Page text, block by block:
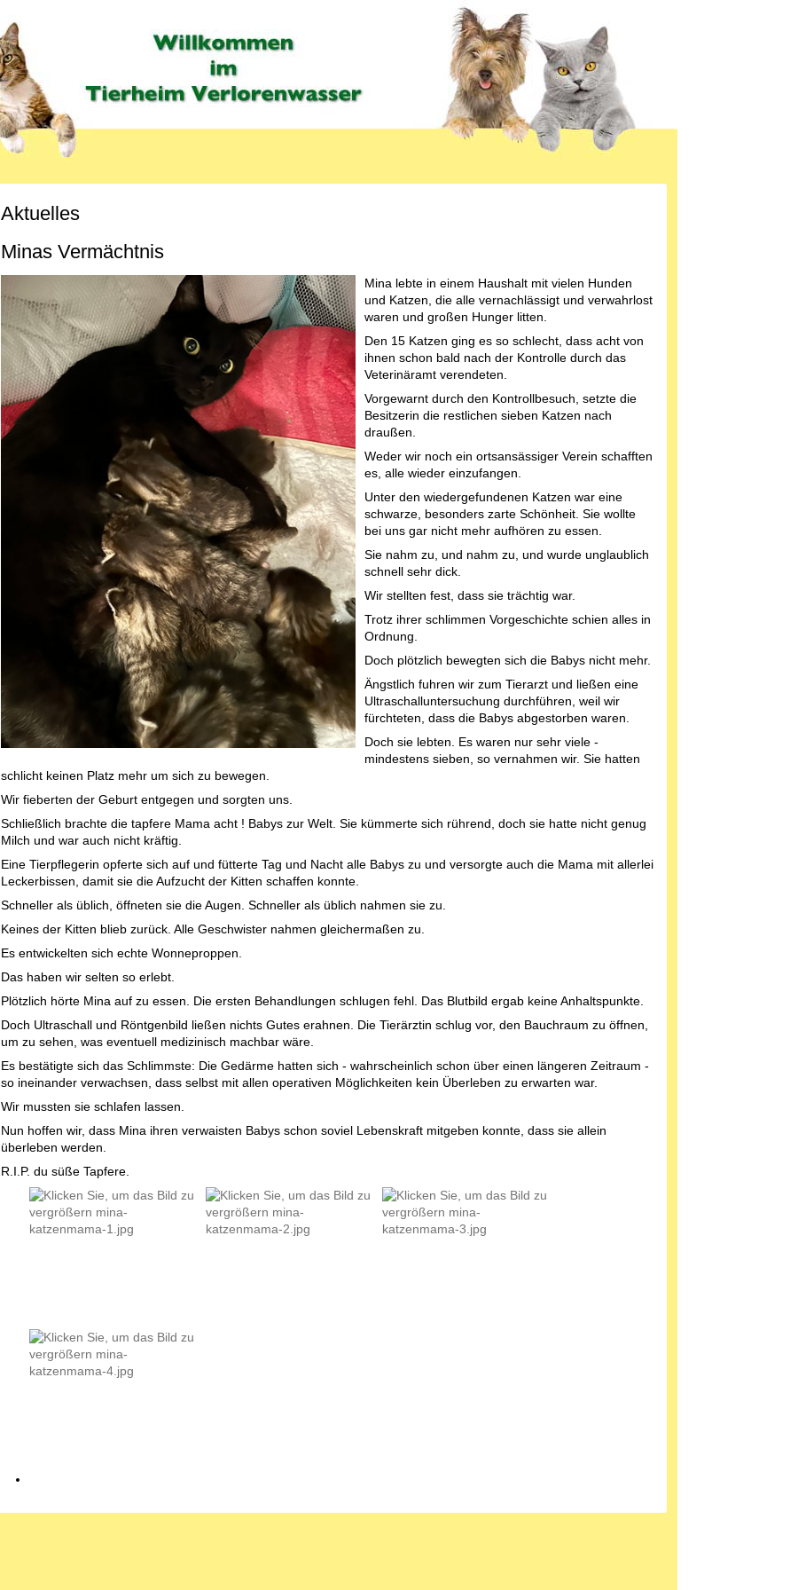
Aktuelles
Minas Vermächtnis
Mina lebte in einem Haushalt mit vielen Hunden
und Katzen, die alle vernachlässigt und verwahrlost
waren und großen Hunger litten.
Den 15 Katzen ging es so schlecht, dass acht von
ihnen schon bald nach der Kontrolle durch das
Veterinäramt verendeten.
Vorgewarnt durch den Kontrollbesuch, setzte die
Besitzerin die restlichen sieben Katzen nach
draußen.
Weder wir noch ein ortsansässiger Verein schafften
es, alle wieder einzufangen.
Unter den wiedergefundenen Katzen war eine
schwarze, besonders zarte Schönheit. Sie wollte
bei uns gar nicht mehr aufhören zu essen.
Sie nahm zu, und nahm zu, und wurde unglaublich
schnell sehr dick.
Wir stellten fest, dass sie trächtig war.
Trotz ihrer schlimmen Vorgeschichte schien alles in
Ordnung.
Doch plötzlich bewegten sich die Babys nicht mehr.
Ängstlich fuhren wir zum Tierarzt und ließen eine
Ultraschalluntersuchung durchführen, weil wir
fürchteten, dass die Babys abgestorben waren.
Doch sie lebten. Es waren nur sehr viele -
mindestens sieben, so vernahmen wir. Sie hatten
schlicht keinen Platz mehr um sich zu bewegen.
Wir fieberten der Geburt entgegen und sorgten uns.
Schließlich brachte die tapfere Mama acht ! Babys zur Welt. Sie kümmerte sich rührend, doch sie hatte nicht genug
Milch und war auch nicht kräftig.
Eine Tierpflegerin opferte sich auf und fütterte Tag und Nacht alle Babys zu und versorgte auch die Mama mit allerlei
Leckerbissen, damit sie die Aufzucht der Kitten schaffen konnte.
Schneller als üblich, öffneten sie die Augen. Schneller als üblich nahmen sie zu.
Keines der Kitten blieb zurück. Alle Geschwister nahmen gleichermaßen zu.
Es entwickelten sich echte Wonneproppen.
Das haben wir selten so erlebt.
Plötzlich hörte Mina auf zu essen. Die ersten Behandlungen schlugen fehl. Das Blutbild ergab keine Anhaltspunkte.
Doch Ultraschall und Röntgenbild ließen nichts Gutes erahnen. Die Tierärztin schlug vor, den Bauchraum zu öffnen,
um zu sehen, was eventuell medizinisch machbar wäre.
Es bestätigte sich das Schlimmste: Die Gedärme hatten sich - wahrscheinlich schon über einen längeren Zeitraum -
so ineinander verwachsen, dass selbst mit allen operativen Möglichkeiten kein Überleben zu erwarten war.
Wir mussten sie schlafen lassen.
Nun hoffen wir, dass Mina ihren verwaisten Babys schon soviel Lebenskraft mitgeben konnte, dass sie allein
überleben werden.
R.I.P. du süße Tapfere.